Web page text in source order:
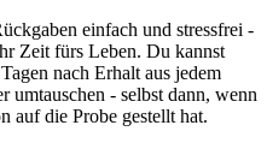
einfach und stressfrei -
Zeit fürs Leben. Du kannst
nach Erhalt aus jedem
umtauschen - selbst dann, wenn
auf die Probe gestellt hat.